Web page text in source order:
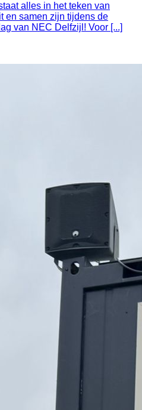
alles in het teken van
en samen zijn tijdens de
van NEC Delfzijl! Voor [...]